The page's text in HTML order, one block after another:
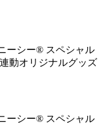
ーシー® スペシャル
動オリジナルグッズ
ーシー® スペシャル